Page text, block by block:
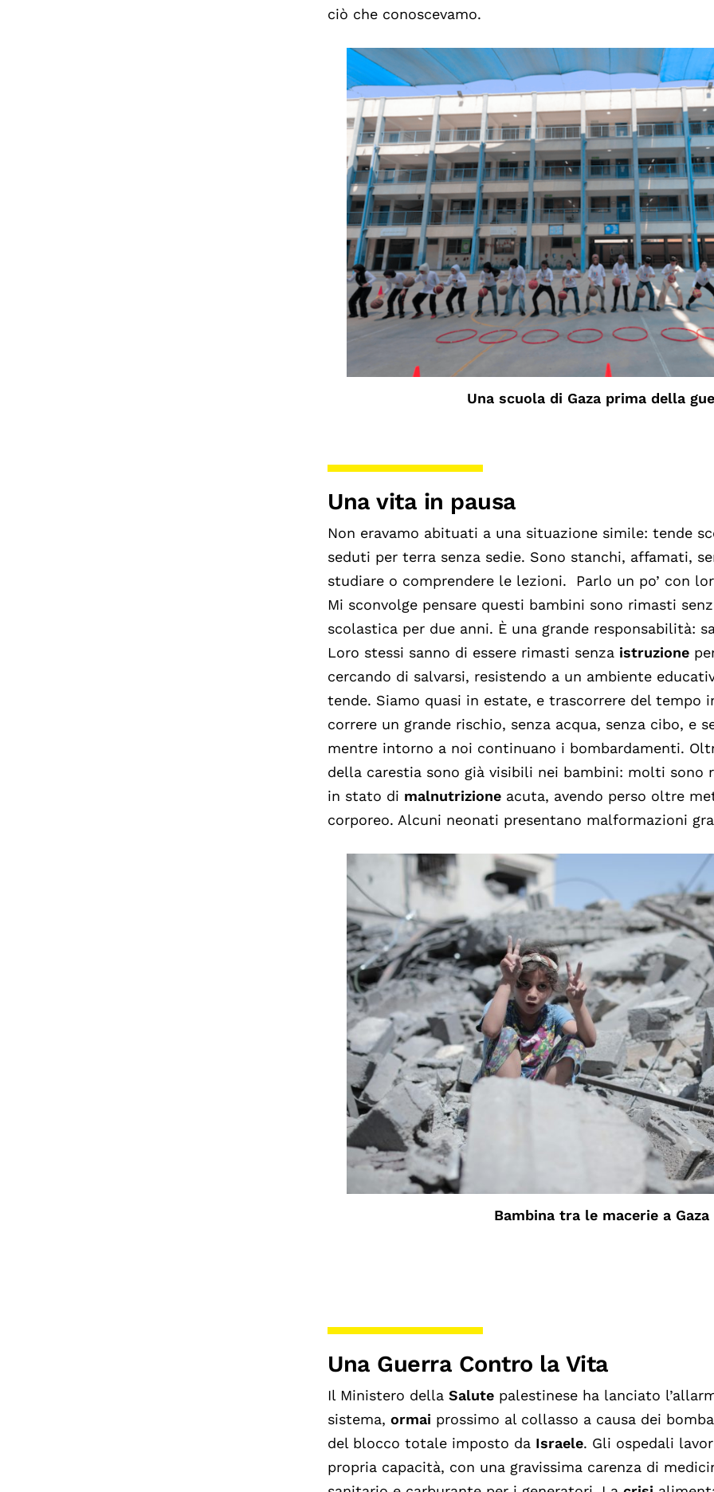
ciò che conoscevamo.
Una scuola di Gaza prima della
Una vita in pausa
Non eravamo abituati a una situazione simile: tende
seduti per terra senza sedie. Sono stanchi, affamati,
studiare o comprendere le lezioni.
Parlo un po’ con
Mi sconvolge pensare questi bambini sono rimasti
scolastica per due anni. È una grande responsabilità:
Loro stessi sanno di essere rimasti senza istruzione
cercando di salvarsi, resistendo a un ambiente
tende. Siamo quasi in estate, e trascorrere del tempo
correre un grande rischio, senza acqua, senza cibo, e
mentre intorno a noi continuano i bombardamenti.
della carestia sono già visibili nei bambini: molti sono
in stato di malnutrizione acuta, avendo perso oltre
corporeo. Alcuni neonati presentano malformazioni
Bambina tra le macerie a Gaza
Una Guerra Contro la Vita
Il Ministero della Salute palestinese ha lanciato
sistema, ormai prossimo al collasso a causa dei
del blocco totale imposto da Israele. Gli ospedali
propria capacità, con una gravissima carenza di